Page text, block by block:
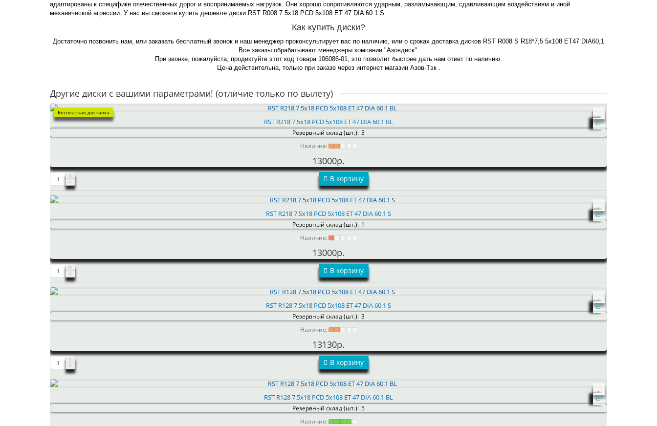
адаптированы к специфике отечественных дорог и воспринимаемых нагрузок. Они хорошо сопротивляются ударным, разламывающим, сдавливающим воздействиям и иной
механической агрессии. У нас вы сможете купить дешевле диски RST R008 7.5x18 PCD 5x108 ET 47 DIA 60.1 S
Как купить диски?
Достаточно позвонить нам, или заказать бесплатный звонок и наш менеджер проконсультирует вас по наличию, или о сроках доставка дисков RST R008 S R18*7,5 5x108 ET47 DIA60,1
Все заказы обрабатывают менеджеры компании "Азовдиск".
При звонке, пожалуйста, продиктуйте этот код товара 106086-01, это позволит быстрее дать нам ответ по наличию.
Цена действительна, только при заказе через интернет магазин Азов-Тэк .
Другие диски с вашими параметрами! (отличие только по вылету)
Бесплатная доставка
RST R218 7.5x18 PCD 5x108 ET 47 DIA 60.1 BL
Резервный склад (шт.): 3
Наличие:
13000р.
В корзину
RST R218 7.5x18 PCD 5x108 ET 47 DIA 60.1 S
Резервный склад (шт.): 1
Наличие:
13000р.
В корзину
RST R128 7.5x18 PCD 5x108 ET 47 DIA 60.1 S
Резервный склад (шт.): 3
Наличие:
13130р.
В корзину
RST R128 7.5x18 PCD 5x108 ET 47 DIA 60.1 BL
Резервный склад (шт.): 5
Наличие: